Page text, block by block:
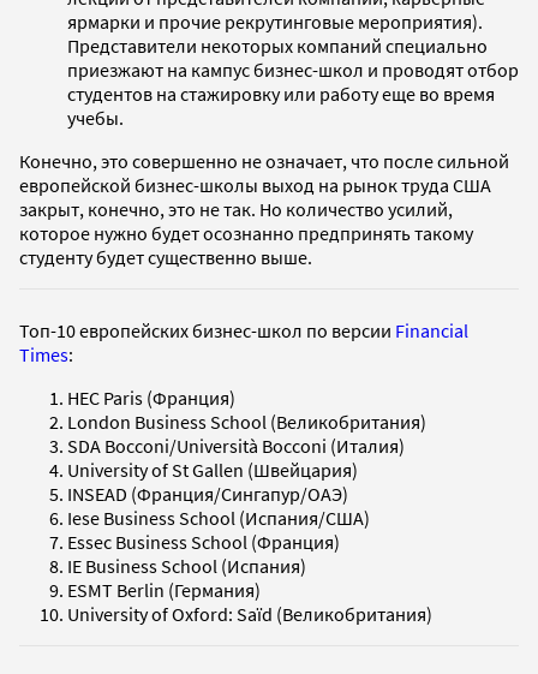
ярмарки и прочие рекрутинговые мероприятия).
Представители некоторых компаний специально
приезжают на кампус бизнес-школ и проводят отбор
студентов на стажировку или работу еще во время
учебы.
Конечно, это совершенно не означает, что после сильной
европейской бизнес-школы выход на рынок труда США
закрыт, конечно, это не так. Но количество усилий,
которое нужно будет осознанно предпринять такому
студенту будет существенно выше.
Топ-10 европейских бизнес-школ по версии Financial
Times:
HEC Paris (Франция)
London Business School (Великобритания)
SDA Bocconi/Università Bocconi (Италия)
University of St Gallen (Швейцария)
INSEAD (Франция/Сингапур/ОAЭ)
Iese Business School (Испания/США)
Essec Business School (Франция)
IE Business School (Испания)
ESMT Berlin (Германия)
University of Oxford: Saïd (Великобритания)